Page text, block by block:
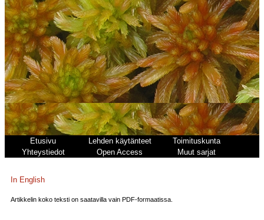
Etusivu Lehden käytänteet
Toimituskunta
Yhteystiedot
Open Access Muut sarjat
In English
Artikkelin koko teksti on saatavilla vain PDF-formaatissa.